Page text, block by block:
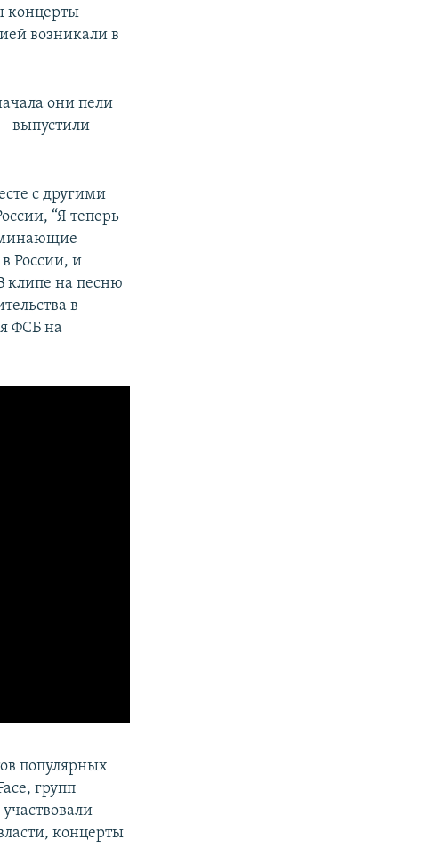
концерты
возникали в
они пели
выпустили
с другими
“Я теперь
России, и
клипе на песню
в
ФСБ на
популярных
групп
концерты